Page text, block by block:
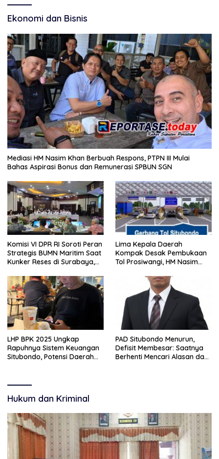
Ekonomi dan Bisnis
Mediasi HM Nasim Khan Berbuah Respons, PTPN III Mulai
Bahas Aspirasi Bonus dan Remunerasi SPBUN SGN
Komisi VI DPR RI Soroti Peran
Strategis BUMN Maritim Saat
Kunker Reses di Surabaya,
Lima Kepala Daerah
Kompak Desak Pembukaan
Tol Prosiwangi, HM Nasim
Pemerintah Pusat
LHP BPK 2025 Ungkap
Rapuhnya Sistem Keuangan
Situbondo, Potensi Daerah
PAD Situbondo Menurun,
Defisit Membesar: Saatnya
Berhenti Mencari Alasan dan
Hukum dan Kriminal